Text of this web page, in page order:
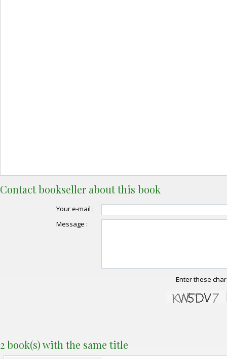
Contact bookseller about this book
Your e-mail :
Message :
Enter these
2 book(s) with the same title